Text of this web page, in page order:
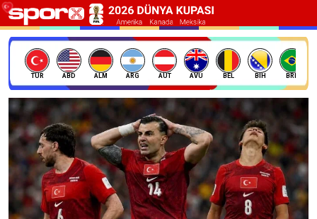
TÜR ABD ALM ARG AUT AVU BEL BIH BRE